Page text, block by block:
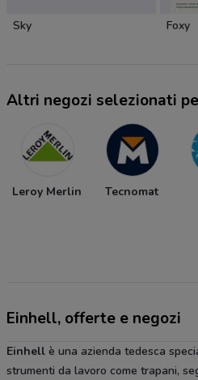
Sky Foxy
Altri negozi selezionati
Leroy Merlin Tecnomat
Einhell, offerte e negozi
Einhell è una azienda tedesca
strumenti da lavoro come trapani,